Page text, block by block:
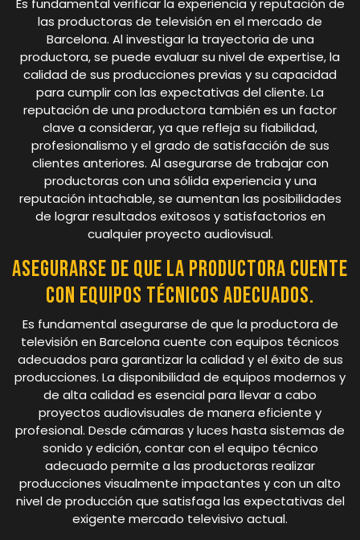
Es fundamental verificar la experiencia y reputación de
las productoras de televisión en el mercado de
Barcelona. Al investigar la trayectoria de una
productora, se puede evaluar su nivel de expertise, la
calidad de sus producciones previas y su capacidad
para cumplir con las expectativas del cliente. La
reputación de una productora también es un factor
clave a considerar, ya que refleja su fiabilidad,
profesionalismo y el grado de satisfacción de sus
clientes anteriores. Al asegurarse de trabajar con
productoras con una sólida experiencia y una
reputación intachable, se aumentan las posibilidades
de lograr resultados exitosos y satisfactorios en
cualquier proyecto audiovisual.
Asegurarse de que la productora cuente
con equipos técnicos adecuados.
Es fundamental asegurarse de que la productora de
televisión en Barcelona cuente con equipos técnicos
adecuados para garantizar la calidad y el éxito de sus
producciones. La disponibilidad de equipos modernos y
de alta calidad es esencial para llevar a cabo
proyectos audiovisuales de manera eficiente y
profesional. Desde cámaras y luces hasta sistemas de
sonido y edición, contar con el equipo técnico
adecuado permite a las productoras realizar
producciones visualmente impactantes y con un alto
nivel de producción que satisfaga las expectativas del
exigente mercado televisivo actual.